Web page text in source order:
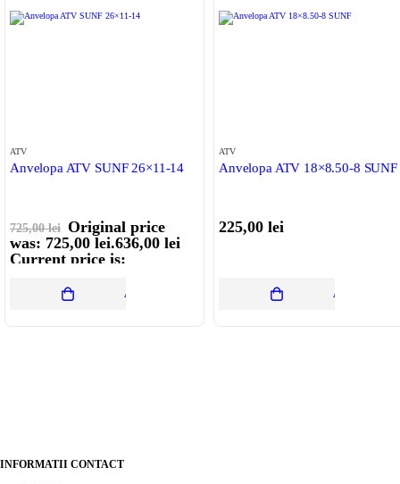
ATV
Anvelopa ATV SUNF 26×11-14
725,00lei Original price
was: 725,00 lei.636,00 lei
Current price is:
ADAUGĂ ÎN COȘ
ATV
Anvelopa ATV 18×8.50-8 SUNF
225,00 lei
ADAUGĂ ÎN
INFORMATII CONTACT